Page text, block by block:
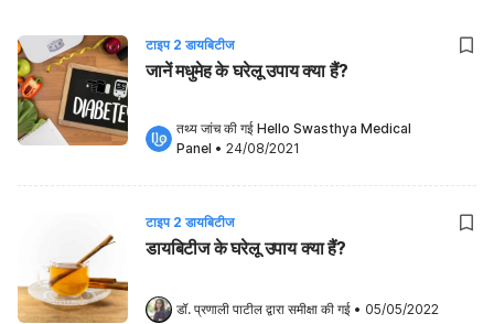
टाइप 2 डायबिटीज
जानें मधुमेह के घरेलू उपाय क्या हैं?
तथ्य जांच की गई Hello Swasthya Medical
Panel • 24/08/2021
टाइप 2 डायबिटीज
डायबिटीज के घरेलू उपाय क्या हैं?
डॉ. प्रणाली पाटील द्वारा समीक्षा की गई • 05/05/2022